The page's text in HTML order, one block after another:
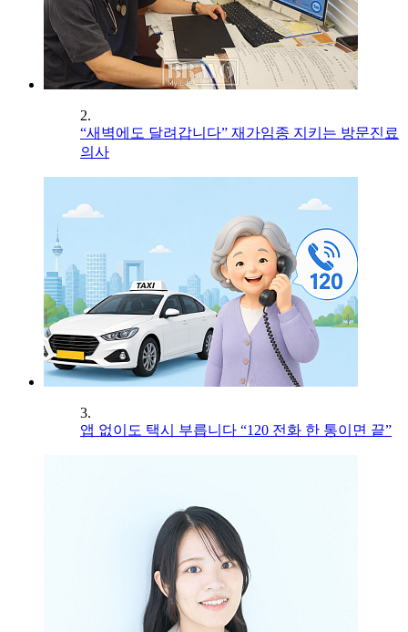
2.
“새벽에도 달려갑니다” 재가임종 지키는 방문진료
의사
3.
앱 없이도 택시 부릅니다 “120 전화 한 통이면 끝”